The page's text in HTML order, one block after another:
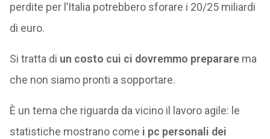
perdite per l’Italia potrebbero sforare i 20/25 miliardi
di euro.
Si tratta di un costo cui ci dovremmo prepararema
che non siamo pronti a sopportare.
È un tema che riguarda da vicino il lavoro agile: le
statistiche mostrano come i pc personali dei